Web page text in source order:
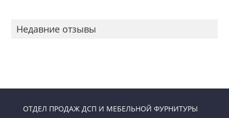
Недавние отзывы
ОТДЕЛ ПРОДАЖ ДСП И МЕБЕЛЬНОЙ ФУРНИТУРЫ